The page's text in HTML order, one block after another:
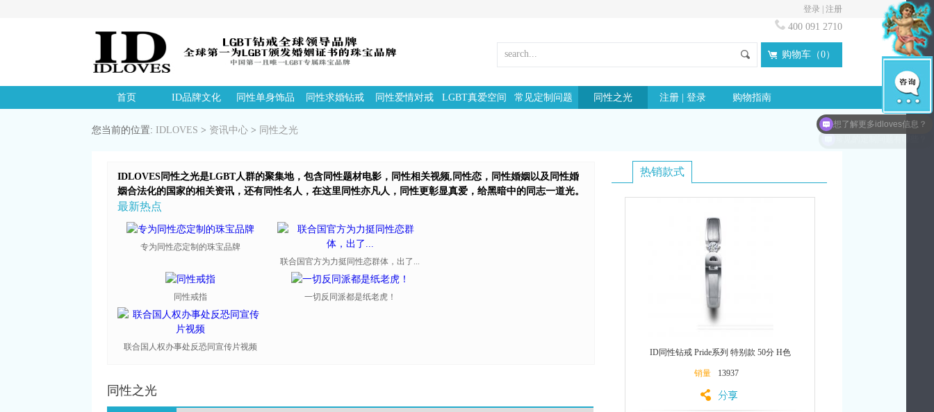
登录 注册
400 091 2710
购物车（0）
首页 ID品牌文化 同性单身饰品 同性求婚钻戒 同性爱情对戒 LGBT真爱空间 常见定制问题 同性之光 注册 | 登录 购物指南
您当前的位置: IDLOVES > 资讯中心 > 同性之光
IDLOVES同性之光是LGBT人群的聚集地，包含同性题材电影，同性相关视频,同性恋，同性婚姻以及同性婚
姻合法化的国家的相关资讯，还有同性名人，在这里同性亦凡人，同性更彰显真爱，给黑暗中的同志一道光。
最新热点
专为同性恋定制的珠宝品牌
联合国官方为力挺同性恋群体，出了...
同性戒指 一切反同派都是纸老虎！
联合国人权办事处反恐同宣传片视频
同性之光
热销款式
ID同性钻戒 Pride系列 特别款 50分 H色
销量 13937
想了解更多idloves信息？